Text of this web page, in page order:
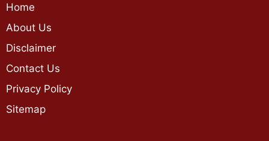
Home
About Us
Disclaimer
Contact Us
Privacy Policy
Sitemap